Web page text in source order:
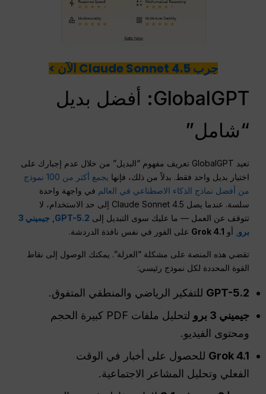
جرب Claude Sonnet 4.5 الآن >
GlobalGPT: أفضل بديل
“شامل”
تعيد GlobalGPT تعريف مفهوم “البديل” من خلال عدم إجبارك على
اختيار بديل واحد فقط. بدلاً من ذلك، فإنها
يجمع أكثر من 100 نموذج
من أفضل نماذج الذكاء الاصطناعي في العالم في واجهة واحدة
سلسة. عندما يصل Claude Sonnet 4.5 إلى حد الاستخدام، لا
تتوقف عن العمل — ما عليك سوى التبديل إلى GPT-5.2
,
جيميني 3
برو, أو Grok 4.1 على الفور في نفس نافذة الدردشة.
تقضي هذه المنصة على مشكلة “العزلة”. يمكنك الوصول إلى نقاط
القوة المحددة لكل نموذج رئيسي:
GPT-5.2 للتفكير الرياضي والمنطقي المتفوق.
جيميني 3 برو
لتحليل ملفات PDF كبيرة الحجم
ومحتوى الفيديو.
Grok 4.1 للحصول على أخبار في الوقت
الفعلي وتحليل المشاعر الاجتماعية.